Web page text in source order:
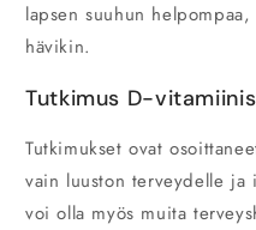
lapsen suuhun
hävikin.
Tutkimus D-
Tutkimukset ovat
vain luuston terveydelle ja
voi olla myös muita